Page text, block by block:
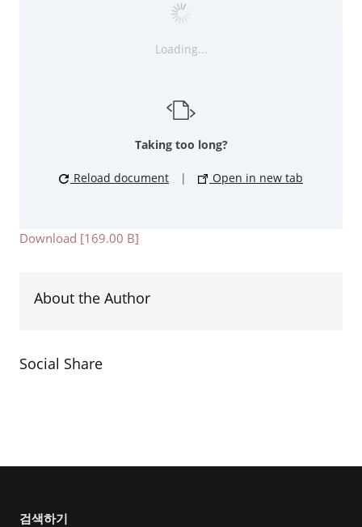
Loading...
Taking too long?
Reload document | Open in new tab
Download [169.00 B]
About the Author
Social Share
검색하기